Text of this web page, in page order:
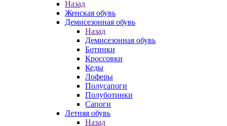
Назад
Женская обувь
Демисезонная обувь
Назад
Демисезонная обувь
Ботинки
Кроссовки
Кеды
Лоферы
Полусапоги
Полуботинки
Сапоги
Летняя обувь
Назад